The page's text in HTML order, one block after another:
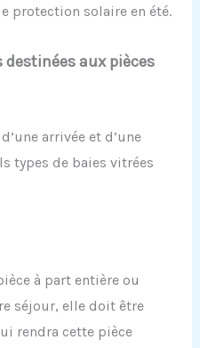
protection solaire en été.
destinées aux pièces
arrivée et d’une
types de baies vitrées
à part entière ou
séjour, elle doit être
rendra cette pièce